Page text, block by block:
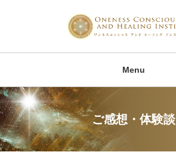
Menu
ご感想・体験談